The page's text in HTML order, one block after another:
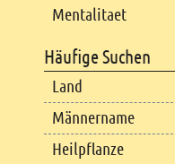
Mentalitaet
Häufige Suchen
Land
Männername
Heilpflanze